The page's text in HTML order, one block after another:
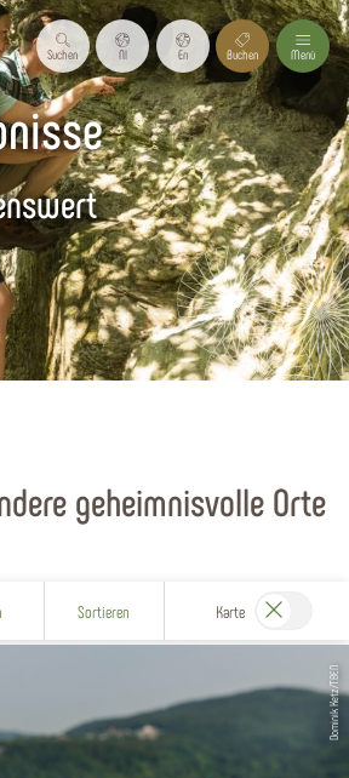
Suchen Nl En Buchen Menü
geheimnisvolle Orte
Sortieren Karte
Dominik Ketz/TBEN